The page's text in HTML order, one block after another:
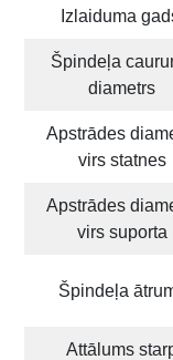
Izlaiduma
Špindeļa
diametrs
Apstrādes
virs statnes
Apstrādes
virs suporta
Špindeļa
Attālums